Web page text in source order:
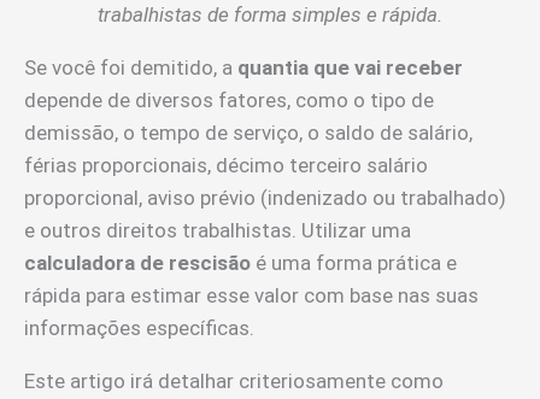
trabalhistas de forma simples e rápida.
Se você foi demitido, a quantia que vai receber
depende de diversos fatores, como o tipo de
demissão, o tempo de serviço, o saldo de salário,
férias proporcionais, décimo terceiro salário
proporcional, aviso prévio (indenizado ou trabalhado)
e outros direitos trabalhistas. Utilizar uma
calculadora de rescisão é uma forma prática e
rápida para estimar esse valor com base nas suas
informações específicas.
Este artigo irá detalhar criteriosamente como